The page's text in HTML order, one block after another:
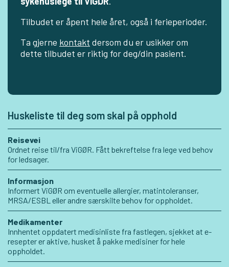
Tilbudet er åpent hele året, også i ferieperioder.
Ta gjerne kontakt dersom du er usikker om
dette tilbudet er riktig for deg/din pasient.
Huskeliste til deg som skal på opphold
Reisevei
Ordnet reise til/fra ViGØR. Fått bekreftelse fra lege ved behov
for ledsager.
Informasjon
Informert ViGØR om eventuelle allergier, matintoleranser,
MRSA/ESBL eller andre særskilte behov for oppholdet.
Medikamenter
Innhentet oppdatert medisinliste fra fastlegen, sjekket at e-
resepter er aktive, husket å pakke medisiner for hele
oppholdet.